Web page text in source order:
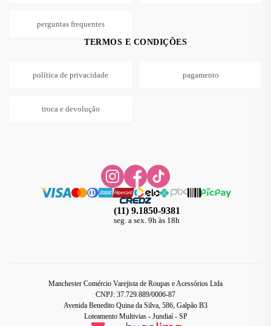
perguntas frequentes
TERMOS E CONDIÇÕES
política de privacidade pagamento
troca e devolução
(11) 9.1850-9381
seg. a sex. 9h às 18h
Manchester Comércio Varejista de Roupas e Acessórios Ltda
CNPJ: 37.729.889/0006-87
Avenida Benedito Quina da Silva, 586, Galpão B3
Loteamento Multivias - Jundiaí - SP